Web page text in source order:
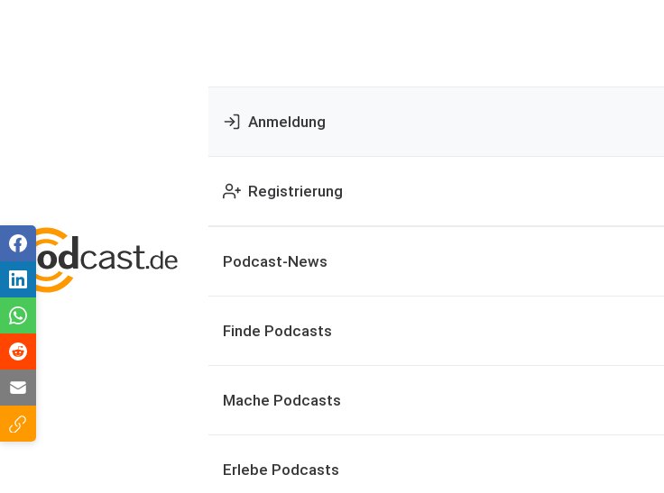
Anmeldung
Registrierung
Podcast-News
Finde Podcasts
Mache Podcasts
Erlebe Podcasts